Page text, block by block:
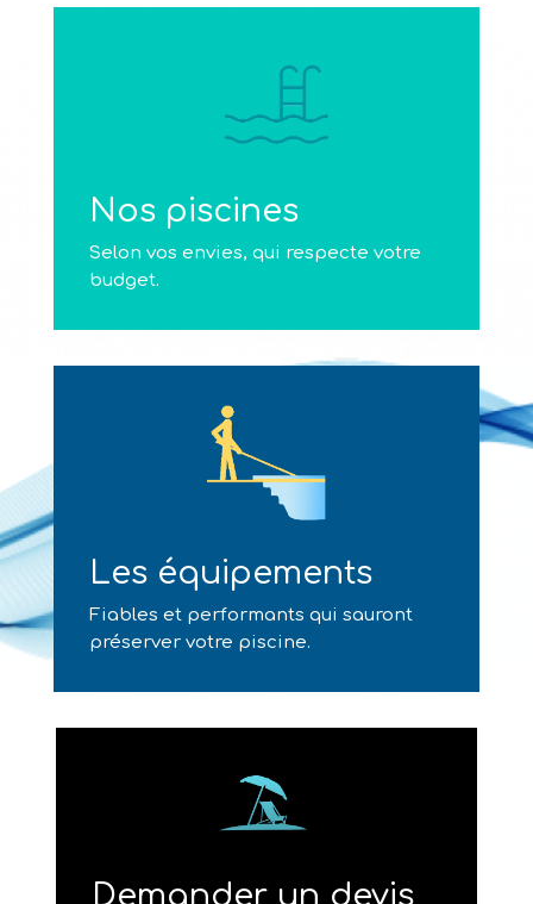
Nos piscines
Selon vos envies, qui respecte votre
budget.
Les équipements
Fiables et performants qui sauront
préserver votre piscine.
Demander un devis